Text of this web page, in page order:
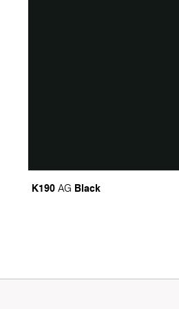
K190 AG Black